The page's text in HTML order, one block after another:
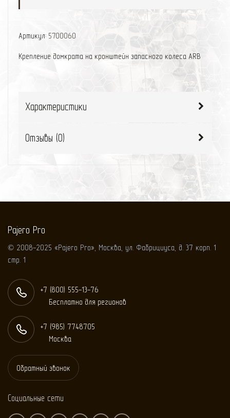
Артикул: 5700060
Крепление домкрата на кронштейн запасного колеса ARB
Характеристики
Отзывы (0)
Pajero Pro
+7 (800) 555-13-76
Бесплатно для регионов
+7 (985) 7748705
Москва
Обратный звонок
Социальные сети
© 2008-2025 «Pajero Pro», Москва, ул. Фабрициуса, д. 37 корп. 1
стр. 1